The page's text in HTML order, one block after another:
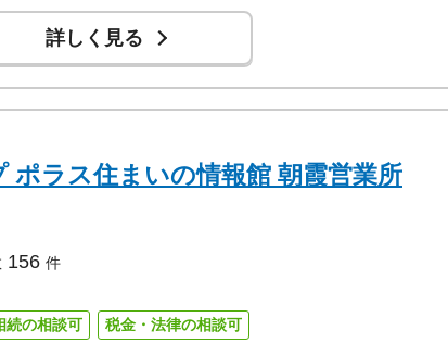
詳しく見る
ポラス住まいの情報館 朝霞営業所
156 件
続の相談可 税金・法律の相談可